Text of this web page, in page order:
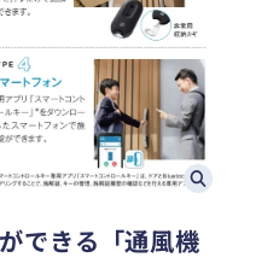
できる「通風機